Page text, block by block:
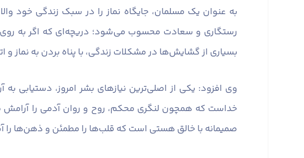
به عنوان یک مسلمان، جایگاه نماز را در سبک زندگی خود
رستگاری و سعادت محسوب می‌شود؛ دریچه‌ای که اگر به روی
بسیاری از گشایش‌ها در مشکلات زندگی، با پناه بردن به نماز
وی افزود: یکی از اصلی‌ترین نیازهای بشر امروز، دستیابی
خداست که همچون لنگری محکم، روح و روان آدمی را آرامش
صمیمانه با خالق هستی است که قلب‌ها را مطمئن و ذهن‌ها